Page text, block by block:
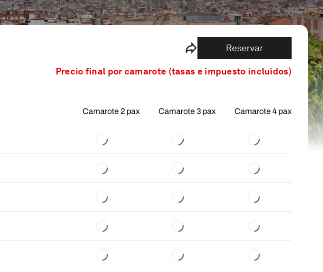
Reservar
Precio final por camarote (tasas e impuesto incluidos)
Camarote 2 pax Camarote 3 pax Camarote 4 pax